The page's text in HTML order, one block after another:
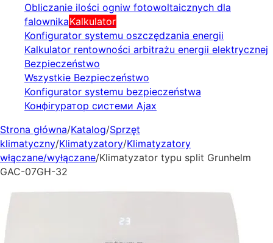
Obliczanie ilości ogniw fotowoltaicznych dla
falownikaKalkulator
Konfigurator systemu oszczędzania energii
Kalkulator rentowności arbitrażu energii elektrycznej
Bezpieczeństwo
Wszystkie Bezpieczeństwo
Konfigurator systemu bezpieczeństwa
Конфігуратор системи Ajax
Strona główna/Katalog/Sprzęt
klimatyczny/Klimatyzatory/Klimatyzatory
włączane/wyłączane/Klimatyzator typu split Grunhelm
GAC-07GH-32